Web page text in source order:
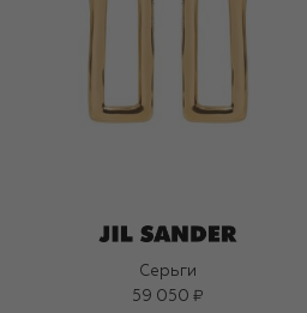
Серьги
59 050 ₽